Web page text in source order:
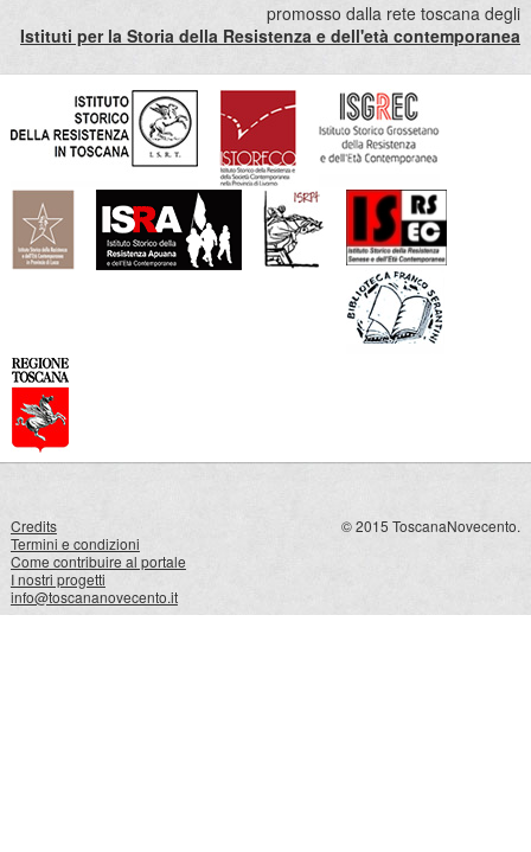
promosso dalla rete toscana degli
Istituti per la Storia della Resistenza e dell'età contemporanea
Credits
Termini e condizioni
Come contribuire al portale
I nostri progetti
info@toscananovecento.it
© 2015 ToscanaNovecento.